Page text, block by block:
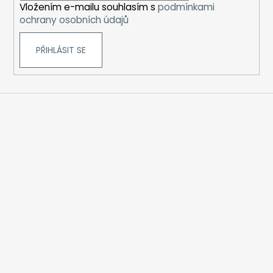
Vložením e-mailu souhlasím s podmínkami
ochrany osobních údajů
PŘIHLÁSIT SE